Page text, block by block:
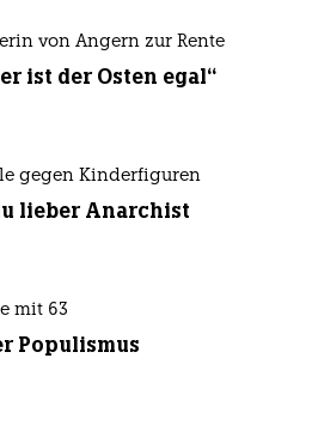
von Angern zur Rente
ist der Osten egal“
gegen Kinderfiguren
lieber Anarchist
mit 63
Populismus